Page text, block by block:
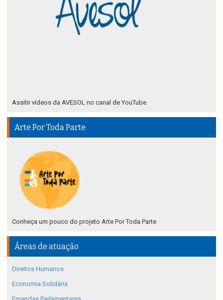
Assitir vídeos da AVESOL no canal de YouTube
Arte Por Toda Parte
Conheça um pouco do projeto Arte Por Toda Parte
Áreas de atuação
Direitos Humanos
Economia Solidária